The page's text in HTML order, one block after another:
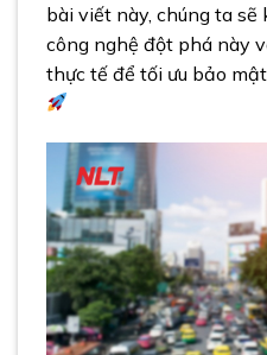
bài viết này, chúng ta
công nghệ đột phá này
thực tế để tối ưu bảo